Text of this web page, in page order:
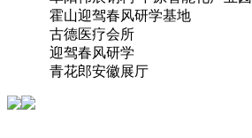
霍山迎驾春风研学基地
古德医疗会所
迎驾春风研学
青花郎安徽展厅